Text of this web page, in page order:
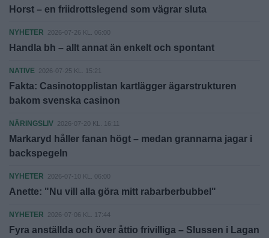
Horst – en friidrottslegend som vägrar sluta
NYHETER 2026-07-26 KL. 06:00
Handla bh – allt annat än enkelt och spontant
NATIVE 2026-07-25 KL. 15:21
Fakta: Casinotopplistan kartlägger ägarstrukturen
bakom svenska casinon
NÄRINGSLIV 2026-07-20 KL. 16:11
Markaryd håller fanan högt – medan grannarna jagar i
backspegeln
NYHETER 2026-07-10 KL. 06:00
Anette: "Nu vill alla göra mitt rabarberbubbel"
NYHETER 2026-07-06 KL. 17:44
Fyra anställda och över åttio frivilliga – Slussen i Lagan